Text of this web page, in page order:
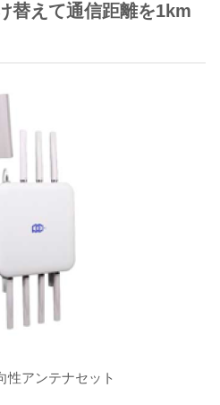
替えて通信距離を1km
性アンテナセット